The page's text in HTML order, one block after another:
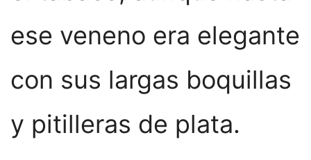
ese veneno era elegante
con sus largas boquillas
y pitilleras de plata.